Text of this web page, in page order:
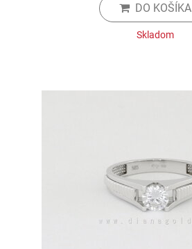
DO KOŠÍKA
Skladom